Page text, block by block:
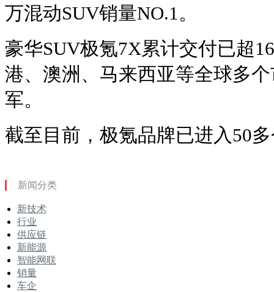
万混动SUV销量NO.1。
豪华SUV极氪7X累计交付已超
港、澳洲、马来西亚等全球多
军。
截至目前，极氪品牌已进入50
新闻分类
新技术
行业
供应链
新能源
智能网联
销量
车企